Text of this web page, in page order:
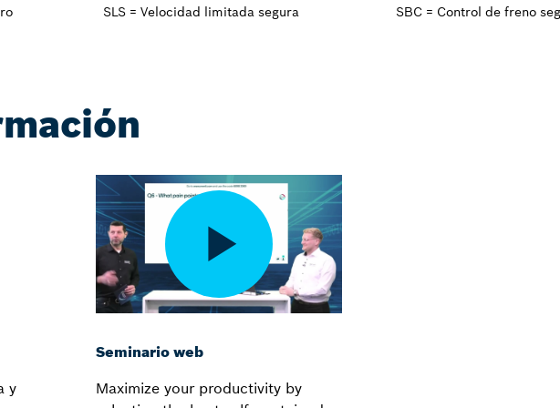
SLS = Velocidad limitada segura SBC = Control de freno
y
Seminario web
Maximize your productivity by